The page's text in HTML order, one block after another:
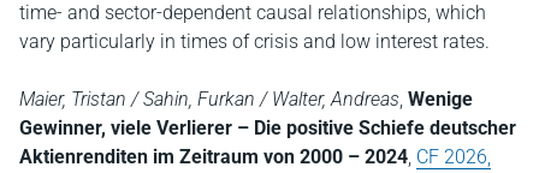
time- and sector-dependent causal relationships, which
vary particularly in times of crisis and low interest rates.
Maier, Tristan / Sahin, Furkan / Walter, Andreas, Wenige
Gewinner, viele Verlierer – Die positive Schiefe deutscher
Aktienrenditen im Zeitraum von 2000 – 2024, CF 2026,